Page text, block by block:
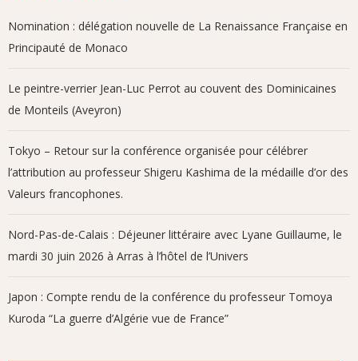
Nomination : délégation nouvelle de La Renaissance Française en
Principauté de Monaco
Le peintre-verrier Jean-Luc Perrot au couvent des Dominicaines
de Monteils (Aveyron)
Tokyo – Retour sur la conférence organisée pour célébrer
l’attribution au professeur Shigeru Kashima de la médaille d’or des
Valeurs francophones.
Nord-Pas-de-Calais : Déjeuner littéraire avec Lyane Guillaume, le
mardi 30 juin 2026 à Arras à l’hôtel de l’Univers
Japon : Compte rendu de la conférence du professeur Tomoya
Kuroda “La guerre d’Algérie vue de France”